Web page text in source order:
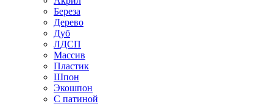
Береза
Дерево
Дуб
ЛДСП
Массив
Пластик
Шпон
Экошпон
С патиной